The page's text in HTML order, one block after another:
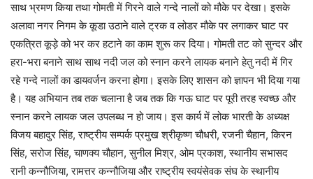
साथ भ्रमण किया तथा गोमती में गिरने वाले गन्दे नालों को मौके पर देखा। इसके
अलावा नगर निगम के कूडा उठाने वाले ट्रक व लोडर मौके पर लगाकर घाट पर
एकत्रित कूड़े को भर कर हटाने का काम शुरू कर दिया। गोमती तट को सुन्दर और
हरा-भरा बनाने साथ साथ नदी जल को स्नान करने लायक बनाने हेतु नदी में गिर
रहे गन्दे नालों का डायवर्जन करना होगा। इसके लिए शासन को ज्ञापन भी दिया गया
है। यह अभियान तब तक चलाना है जब तक कि गऊ घाट पर पूरी तरह स्वच्छ और
स्नान करने लायक जल उपलब्ध न हो जाय। इस कार्य में लोक भारती के अध्यक्ष
विजय बहादुर सिंह, राष्ट्रीय सम्पर्क प्रमुख श्रीकृष्ण चौधरी, रजनी चैहान, किरन
सिंह, सरोज सिंह, चाणक्य चौहान, सुनील मिश्र, ओम प्रकाश, स्थानीय सभासद
रानी कन्नौजिया, रामत्तर कन्नौजिया और राष्ट्रीय स्वयंसेवक संघ के स्थानीय